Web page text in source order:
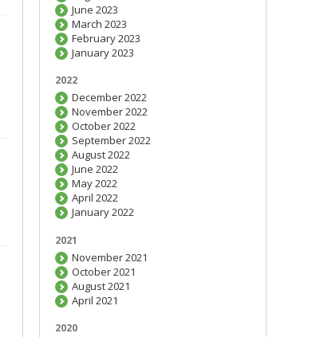
June 2023
March 2023
February 2023
January 2023
2022
December 2022
November 2022
October 2022
September 2022
August 2022
June 2022
May 2022
April 2022
January 2022
2021
November 2021
October 2021
August 2021
April 2021
2020